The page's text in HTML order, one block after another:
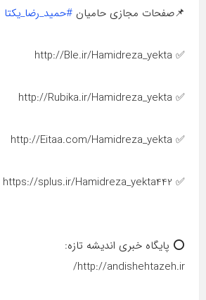
📌صفحات مجازی حامیان #حمید_رضا_یکتا
✅️ http://Ble.ir/Hamidreza_yekta
✅️ http://Rubika.ir/Hamidreza_yekta
✅️ http://Eitaa.com/Hamidreza_yekta
✅️ https://splus.ir/Hamidreza_yekta442
⭕️ پایگاه خبری اندیشه تازه:
http://andishehtazeh.ir/